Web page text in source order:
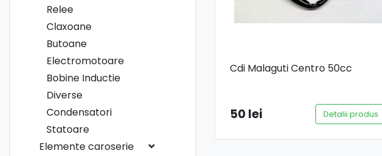
Relee
Claxoane
Butoane
Electromotoare
Bobine Inductie
Diverse
Condensatori
Statoare
Elemente caroserie
Cdi Malaguti Centro 50cc
50 lei Detalii produs